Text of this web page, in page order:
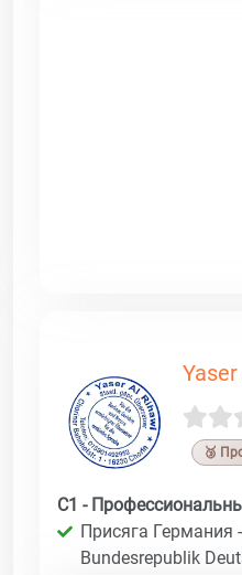
🥉
C1 -
Присяга Германия
Bundesrepublik